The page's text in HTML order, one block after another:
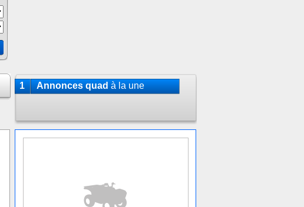
1 Annonces quadà la une